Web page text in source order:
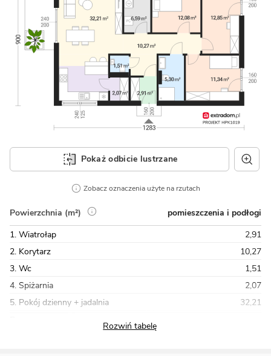
Pokaż odbicie lustrzane
Zobacz oznaczenia użyte na rzutach
Powierzchnia (m²)
pomieszczenia i podłogi
1. Wiatrołap
2,91
2. Korytarz
10,27
3. Wc
1,51
4. Spiżarnia
2,07
5. Pokój dzienny + jadalnia
32,21